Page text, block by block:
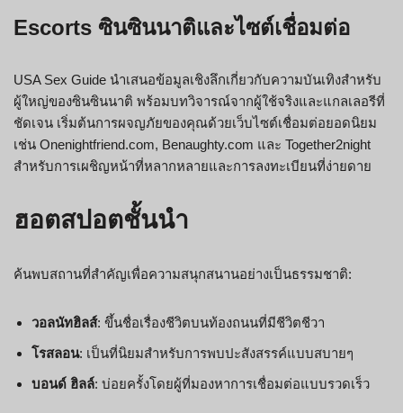
Escorts ซินซินนาติและไซต์เชื่อมต่อ
USA Sex Guide นำเสนอข้อมูลเชิงลึกเกี่ยวกับความบันเทิงสำหรับ
ผู้ใหญ่ของซินซินนาติ พร้อมบทวิจารณ์จากผู้ใช้จริงและแกลเลอรีที่
ชัดเจน เริ่มต้นการผจญภัยของคุณด้วยเว็บไซต์เชื่อมต่อยอดนิยม
เช่น Onenightfriend.com, Benaughty.com และ Together2night
สำหรับการเผชิญหน้าที่หลากหลายและการลงทะเบียนที่ง่ายดาย
ฮอตสปอตชั้นนำ
ค้นพบสถานที่สำคัญเพื่อความสนุกสนานอย่างเป็นธรรมชาติ:
วอลนัทฮิลส์: ขึ้นชื่อเรื่องชีวิตบนท้องถนนที่มีชีวิตชีวา
โรสลอน: เป็นที่นิยมสำหรับการพบปะสังสรรค์แบบสบายๆ
บอนด์ ฮิลล์: บ่อยครั้งโดยผู้ที่มองหาการเชื่อมต่อแบบรวดเร็ว